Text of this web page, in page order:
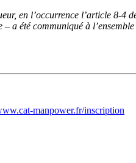
en l’occurrence l’article 8-
été communiqué à
manpower.fr/inscription